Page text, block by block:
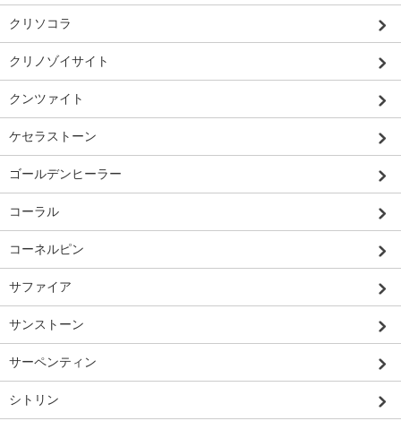
クリソコラ
クリノゾイサイト
クンツァイト
ケセラストーン
ゴールデンヒーラー
コーラル
コーネルピン
サファイア
サンストーン
サーペンティン
シトリン